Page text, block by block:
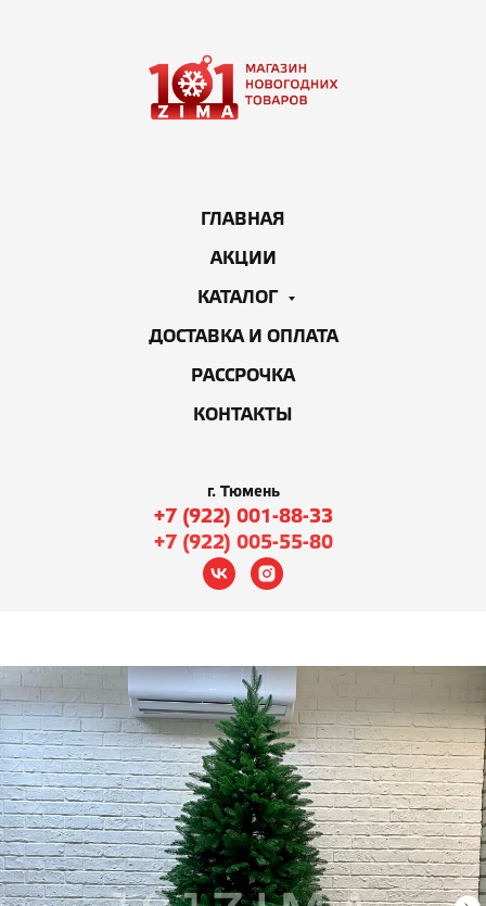
ГЛАВНАЯ
АКЦИИ
КАТАЛОГ
ДОСТАВКА И ОПЛАТА
РАССРОЧКА
КОНТАКТЫ
г. Тюмень
+7 (922) 001-88-33
+7 (922) 005-55-80